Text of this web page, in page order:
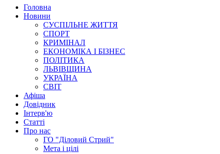
Головна
Новини
СУСПІЛЬНЕ ЖИТТЯ
СПОРТ
КРИМІНАЛ
ЕКОНОМІКА І БІЗНЕС
ПОЛІТИКА
ЛЬВІВЩИНА
УКРАЇНА
СВІТ
Афіша
Довідник
Інтерв'ю
Статті
Про нас
ГО "Діловий Стрий"
Мета і цілі